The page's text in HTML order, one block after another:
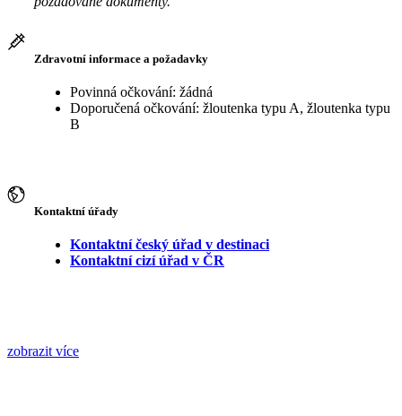
Zdravotní informace a požadavky
Povinná očkování: žádná
Doporučená očkování: žloutenka typu A, žloutenka typu
B
Kontaktní úřady
Kontaktní český úřad v destinaci
Kontaktní cizí úřad v ČR
zobrazit více